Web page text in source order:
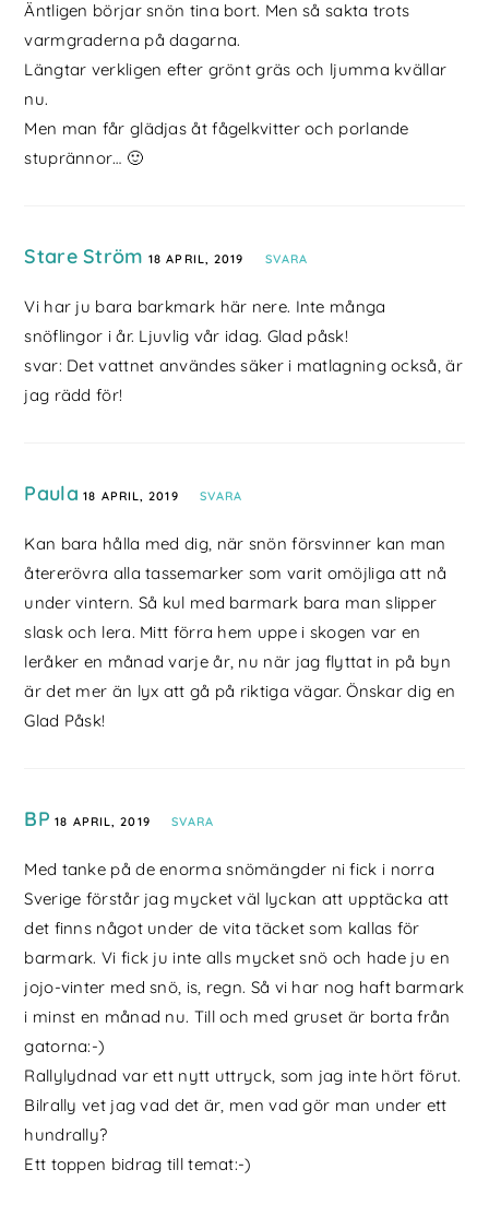
Äntligen börjar snön tina bort. Men så sakta trots
varmgraderna på dagarna.
Längtar verkligen efter grönt gräs och ljumma kvällar
nu.
Men man får glädjas åt fågelkvitter och porlande
stuprännor… 🙂
Stare Ström 18 APRIL, 2019 SVARA
Vi har ju bara barkmark här nere. Inte många
snöflingor i år. Ljuvlig vår idag. Glad påsk!
svar: Det vattnet användes säker i matlagning också, är
jag rädd för!
Paula 18 APRIL, 2019 SVARA
Kan bara hålla med dig, när snön försvinner kan man
återerövra alla tassemarker som varit omöjliga att nå
under vintern. Så kul med barmark bara man slipper
slask och lera. Mitt förra hem uppe i skogen var en
leråker en månad varje år, nu när jag flyttat in på byn
är det mer än lyx att gå på riktiga vägar. Önskar dig en
Glad Påsk!
BP 18 APRIL, 2019 SVARA
Med tanke på de enorma snömängder ni fick i norra
Sverige förstår jag mycket väl lyckan att upptäcka att
det finns något under de vita täcket som kallas för
barmark. Vi fick ju inte alls mycket snö och hade ju en
jojo-vinter med snö, is, regn. Så vi har nog haft barmark
i minst en månad nu. Till och med gruset är borta från
gatorna:-)
Rallylydnad var ett nytt uttryck, som jag inte hört förut.
Bilrally vet jag vad det är, men vad gör man under ett
hundrally?
Ett toppen bidrag till temat:-)